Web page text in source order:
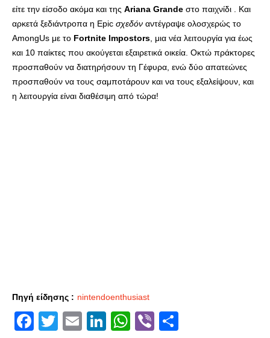
είτε την είσοδο ακόμα και της Ariana Grande στο παιχνίδι . Και
αρκετά ξεδιάντροπα η Epic σχεδόν αντέγραψε ολοσχερώς το
AmongUs με το Fortnite Impostors , μια νέα λειτουργία για έως
και 10 παίκτες που ακούγεται εξαιρετικά οικεία. Οκτώ πράκτορες
προσπαθούν να διατηρήσουν τη Γέφυρα, ενώ δύο απατεώνες
προσπαθούν να τους σαμποτάρουν και να τους εξαλείψουν, και
η λειτουργία είναι διαθέσιμη από τώρα!
Πηγή είδησης : nintendoenthusiast
Facebook
Twitter
EmailLinkedIn
WhatsApp
Viber